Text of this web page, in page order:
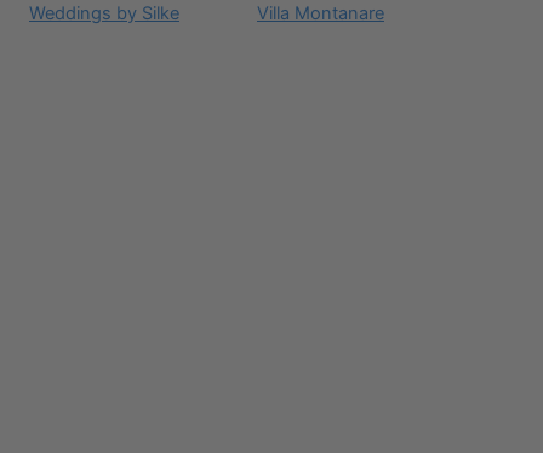
Weddings by Silke Villa Montanare